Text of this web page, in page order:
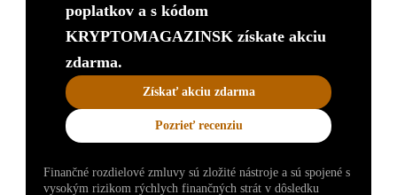
poplatkov a s kódom
KRYPTOMAGAZINSK získate akciu
zdarma.
Získať akciu zdarma
Pozrieť recenziu
Finančné rozdielové zmluvy sú zložité nástroje a sú spojené s
vysokým rizikom rýchlych finančných strát v dôsledku